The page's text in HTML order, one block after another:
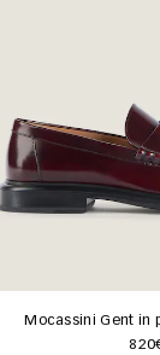
Mocassini Gent in